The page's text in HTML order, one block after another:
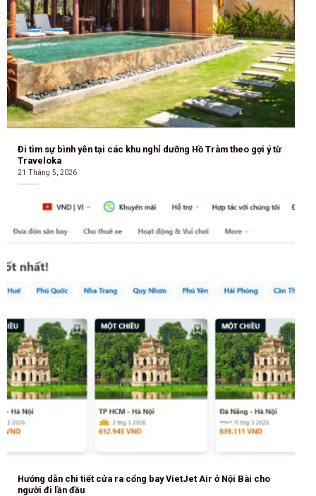
Đi tìm sự bình yên tại các khu nghỉ dưỡng Hồ Tràm theo gợi ý từ
Traveloka
21 Tháng 5, 2026
Hướng dẫn chi tiết cửa ra cổng bay VietJet Air ở Nội Bài cho
người đi lần đầu